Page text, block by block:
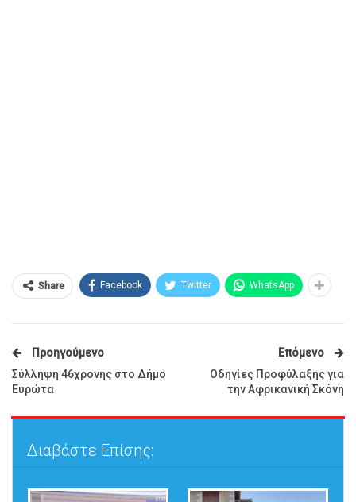
Share Facebook Twitter WhatsApp
Προηγούμενο
Σύλληψη 46χρονης στο Δήμο
Ευρώτα
Επόμενο
Οδηγίες Προφύλαξης για
την Αφρικανική Σκόνη
Διαβάστε Επίσης: